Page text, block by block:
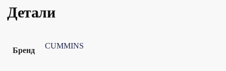
Детали
Бренд
CUMMINS